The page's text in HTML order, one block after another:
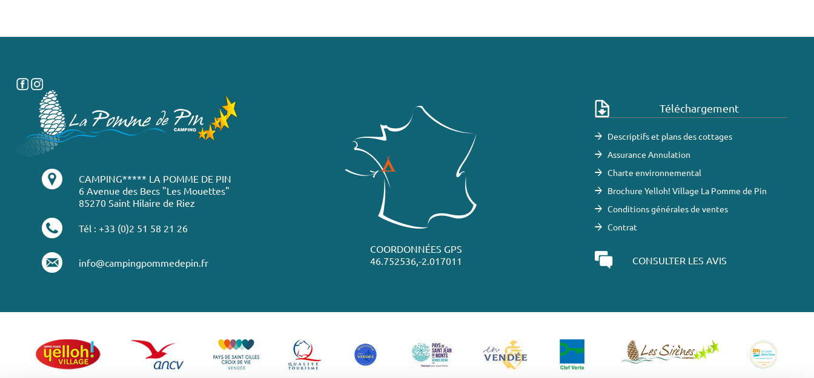
CAMPING***** LA POMME DE PIN
6 Avenue des Becs "Les Mouettes"
85270 Saint Hilaire de Riez
Tél : +33 (0)2 51 58 21 26
info@campingpommedepin.fr
COORDONNÉES GPS
46.752536,-2.017011
Téléchargement
Descriptifs et plans des cottages
Assurance Annulation
Charte environnemental
Brochure Yelloh! Village La Pomme de Pin
Conditions générales de ventes
Contrat
CONSULTER LES AVIS